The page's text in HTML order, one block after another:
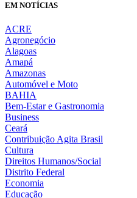
EM NOTÍCIAS
ACRE
Agronegócio
Alagoas
Amapá
Amazonas
Automóvel e Moto
BAHIA
Bem-Estar e Gastronomia
Business
Ceará
Contribuição Agita Brasil
Cultura
Direitos Humanos/Social
Distrito Federal
Economia
Educação